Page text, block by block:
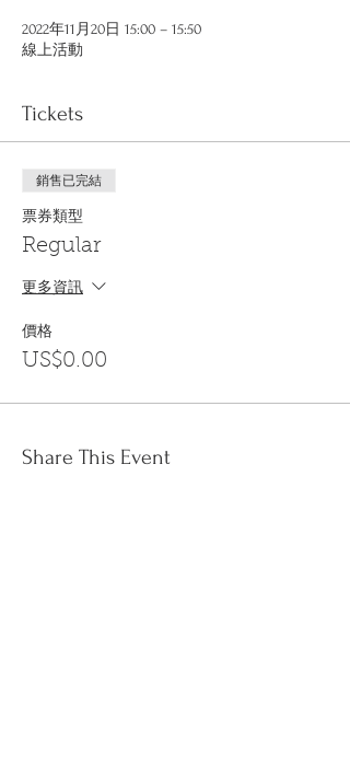
2022年11月20日 15:00 – 15:50
線上活動
Tickets
銷售已完結
票券類型
Regular
更多資訊
價格
US$0.00
Share This Event